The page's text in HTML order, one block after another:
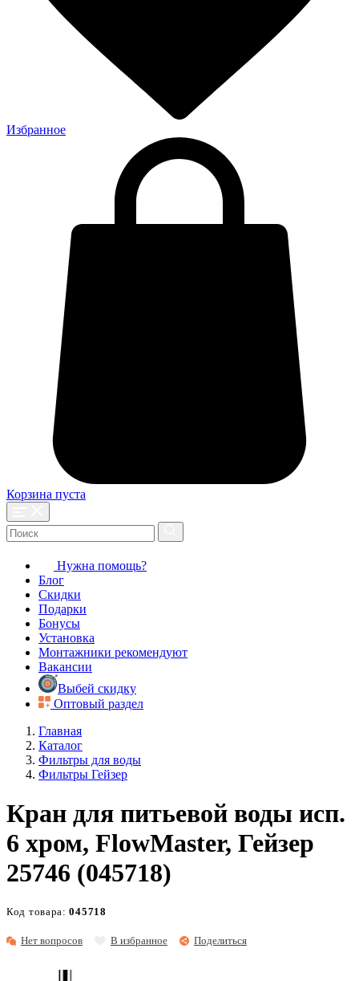
Избранное
Корзина пуста
Нужна помощь?
Блог
Скидки
Подарки
Бонусы
Установка
Монтажники рекомендуют
Вакансии
Выбей скидку
Оптовый раздел
Главная
Каталог
Фильтры для воды
Фильтры Гейзер
Кран для питьевой воды исп.
6 хром, FlowMaster, Гейзер
25746 (045718)
Нет вопросов В избранное Поделиться
Код товара:045718